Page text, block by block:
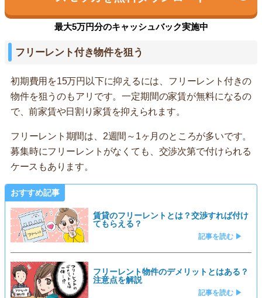
最大5万円分のキャッシュバック実施中
フリーレント付き物件を狙う
初期費用を15万円以下に抑えるには、フリーレント付きの
物件を狙うのもアリです。一定期間の家賃が無料になるの
で、前家賃や日割り家賃を抑えられます。
フリーレント期間は、2週間～1ヶ月のところが多いです。
募集時にフリーレントがなくても、交渉次第で付けられる
ケースもあります。
おすすめ記事
賃貸のフリーレントとは？交渉すれば付け
てもらえる？
記事を読む ▶
フリーレント物件のデメリットとはある？
注意点を解説
記事を読む ▶